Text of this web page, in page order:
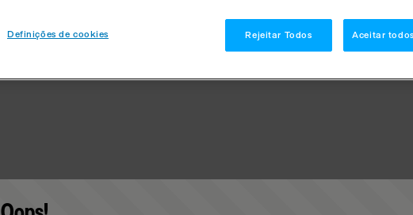
Definições de cookies Rejeitar Todos Aceitar